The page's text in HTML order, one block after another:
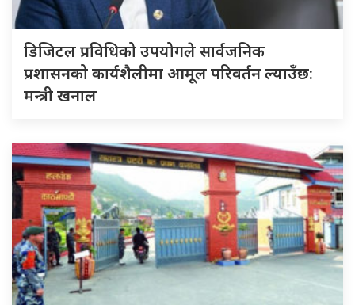
डिजिटल प्रविधिको उपयोगले सार्वजनिक
प्रशासनको कार्यशैलीमा आमूल परिवर्तन ल्याउँछ:
मन्त्री खनाल